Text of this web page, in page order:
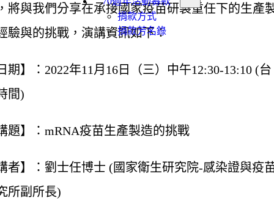
捐款方式
捐款芳名錄
將與我們分享在承接國家疫苗研製重任下的生產
驗與的挑戰，演講資訊如下：
期】：2022年11月16日（三）中午12:30-13:10 (台
間)
題】：mRNA疫苗生產製造的挑戰
者】：劉士任博士 (國家衛生研究院-感染證與疫
所副所長)